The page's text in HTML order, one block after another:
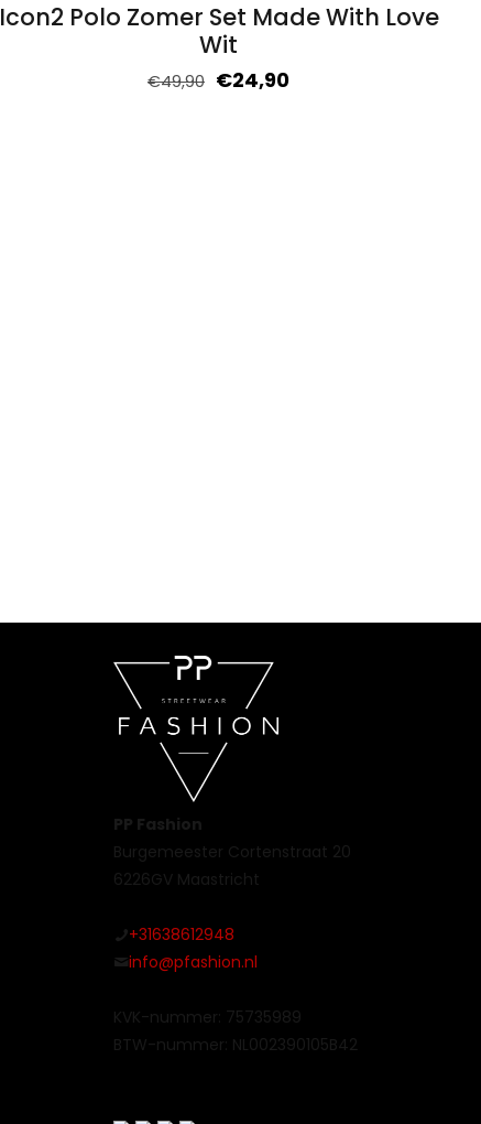
Icon2 Polo Zomer Set Made With Love
Wit
€49,90 €24,90
PP Fashion
Burgemeester Cortenstraat 20
6226GV Maastricht
+31638612948
info@pfashion.nl
KVK-nummer: 75735989
BTW-nummer: NL002390105B42